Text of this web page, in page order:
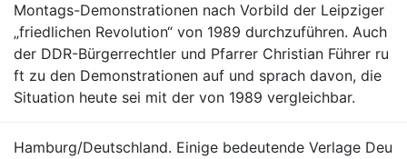
Montags-Demonstrationen nach Vorbild der Leipziger
„friedlichen Revolution“ von 1989 durchzuführen. Auch
der DDR-Bürgerrechtler und Pfarrer Christian Führer ru
ft zu den Demonstrationen auf und sprach davon, die
Situation heute sei mit der von 1989 vergleichbar.
Hamburg/Deutschland. Einige bedeutende Verlage Deu